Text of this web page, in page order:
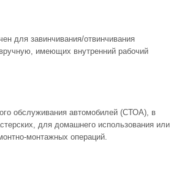
для завинчивания/отвинчивания
имеющих внутренний рабочий
обслуживания автомобилей (СТОА), в
для домашнего использования или
монтажных операций.